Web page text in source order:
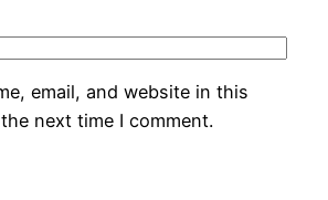
email, and website in this
next time I comment.